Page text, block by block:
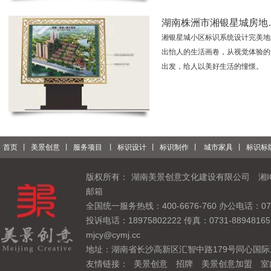
湖南株洲市湘银星城房
湘银星城小区标识系统设计完美
出怡人的生活画卷，从视觉体验
出发，给人以美好生活的憧憬。
首页 美景创意 服务项目 标识设计 标识制作 城市家具 标识标
版权所有： 湖南美景创意文化建设有限公司
湘
邮箱
全国统一服务热线：400-6676-760 办公电话：
投诉电话：18975802222 传真：0731-
mjcy@cymj.cc
地址：湖南省长沙高新区汇智中路179号同心国
友情链接：
美景创意 招牌 美景创意加盟
室